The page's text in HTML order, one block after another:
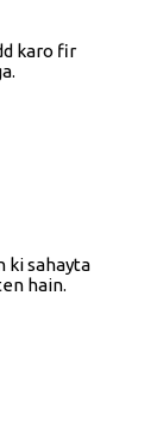
karo fir
ki sahayta
hain.